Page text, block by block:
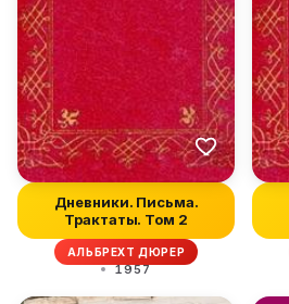
Дневники. Письма.
Трактаты. Том 2
АЛЬБРЕХТ ДЮРЕР
1957